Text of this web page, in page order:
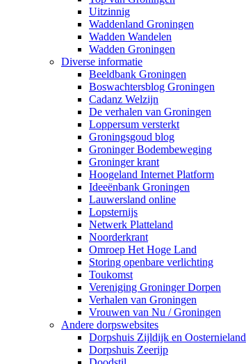
Uitzinnig
Waddenland Groningen
Wadden Wandelen
Wadden Groningen
Diverse informatie
Beeldbank Groningen
Boswachtersblog Groningen
Cadanz Welzijn
De verhalen van Groningen
Loppersum versterkt
Groningsgoud blog
Groninger Bodembeweging
Groninger krant
Hoogeland Internet Platform
Ideeënbank Groningen
Lauwersland online
Lopsternijs
Netwerk Platteland
Noorderkrant
Omroep Het Hoge Land
Storing openbare verlichting
Toukomst
Vereniging Groninger Dorpen
Verhalen van Groningen
Vrouwen van Nu / Groningen
Andere dorpswebsites
Dorpshuis Zijldijk en Oosternieland
Dorpshuis Zeerijp